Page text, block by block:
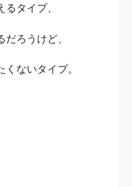
タイプ、
ろうけど、
ないタイプ。